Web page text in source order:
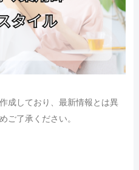
成しており、最新情報とは異
ご了承ください。